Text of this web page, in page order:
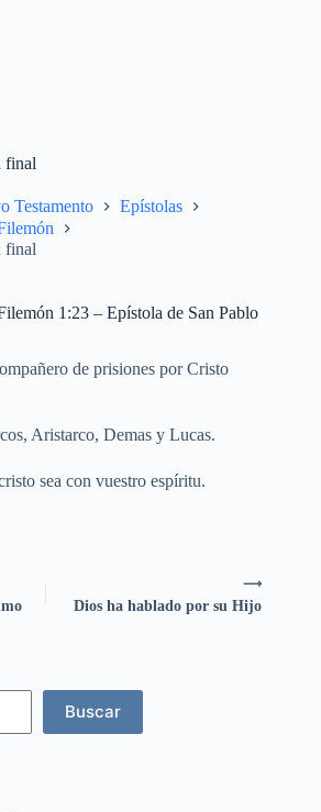
final
Testamento
Epístolas
final
1:23 – Epístola de San Pablo
de prisiones por Cristo
Aristarco, Demas y Lucas.
sea con vuestro espíritu.
⟶
Dios ha hablado por su Hijo
Buscar